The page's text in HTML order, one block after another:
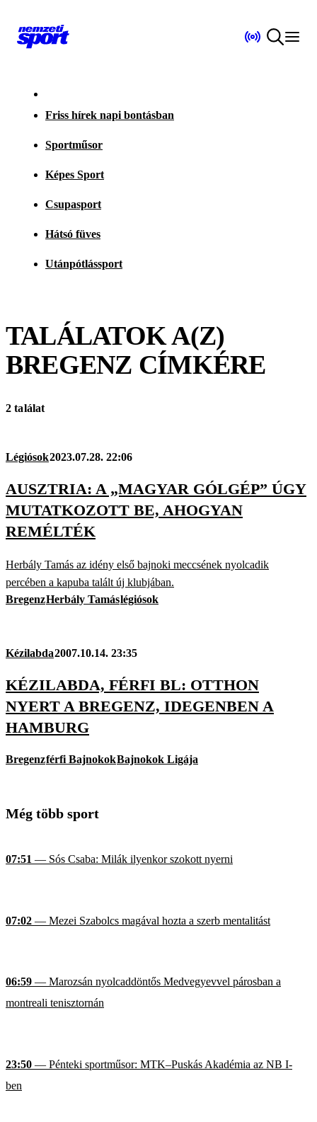
Friss hírek napi bontásban
Sportműsor
Képes Sport
Csupasport
Hátsó füves
Utánpótlássport
TALÁLATOK A(Z)
BREGENZ CÍMKÉRE
2 találat
Légiósok2023.07.28. 22:06
AUSZTRIA: A „MAGYAR GÓLGÉP” ÚGY
MUTATKOZOTT BE, AHOGYAN
REMÉLTÉK
Herbály Tamás az idény első bajnoki meccsének nyolcadik
percében a kapuba talált új klubjában.
BregenzHerbály Tamáslégiósok
Kézilabda2007.10.14. 23:35
KÉZILABDA, FÉRFI BL: OTTHON
NYERT A BREGENZ, IDEGENBEN A
HAMBURG
Bregenzférfi BajnokokBajnokok Ligája
Még több sport
07:51 — Sós Csaba: Milák ilyenkor szokott nyerni
07:02 — Mezei Szabolcs magával hozta a szerb mentalitást
06:59 — Marozsán nyolcaddöntős Medvegyevvel párosban a
montreali tenisztornán
23:50 — Pénteki sportműsor: MTK–Puskás Akadémia az NB I-
ben